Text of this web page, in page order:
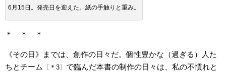
6月15日。発売日を迎えた。紙の手触りと重み。
＊ ＊ ＊
《その日》までは、創作の日々だ。個性豊かな（過ぎる）人た
ちとチーム
〔＊3〕 で臨んだ本書の制作の日々は、私の不慣れと